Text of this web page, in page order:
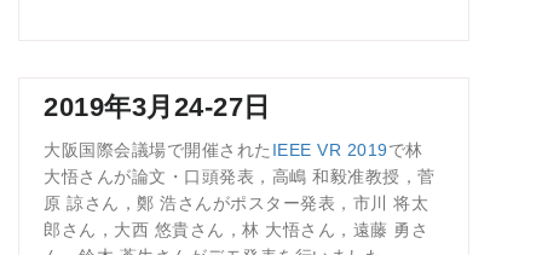
2019年3月24-27日
大阪国際会議場で開催された IEEE VR 2019で林
大悟さんが論文・口頭発表，高嶋 和毅准教授，菅
原 諒さん，鄭 浩さんがポスター発表，市川 将太
郎さん，大西 悠貴さん，林 大悟さん，遠藤 勇さ